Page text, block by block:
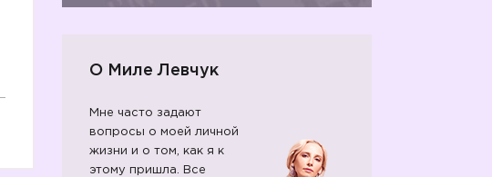
О Миле Левчук
Мне часто задают
вопросы о моей личной
жизни и о том, как я к
этому пришла. Все